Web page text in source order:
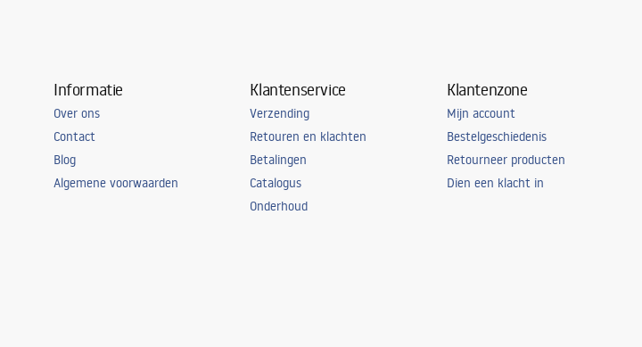
Informatie
Over ons
Contact
Blog
Algemene voorwaarden
Klantenservice
Verzending
Retouren en klachten
Betalingen
Catalogus
Onderhoud
Klantenzone
Mijn account
Bestelgeschiedenis
Retourneer producten
Dien een klacht in